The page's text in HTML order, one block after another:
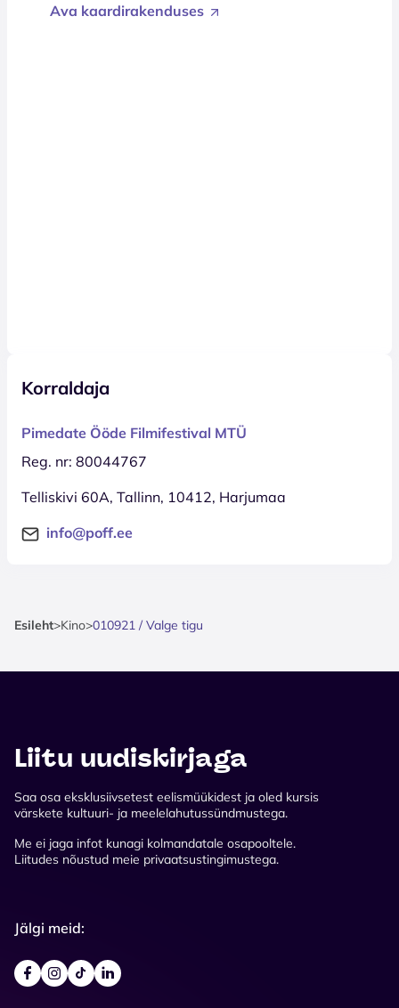
Ava kaardirakenduses
Korraldaja
Pimedate Ööde Filmifestival MTÜ
Reg. nr: 80044767
Telliskivi 60A, Tallinn, 10412, Harjumaa
info@poff.ee
Esileht>Kino>010921 / Valge tigu
Liitu uudiskirjaga
Saa osa eksklusiivsetest eelismüükidest ja oled kursis
värskete kultuuri- ja meelelahutussündmustega.
Me ei jaga infot kunagi kolmandatale osapooltele.
Liitudes nõustud meie privaatsustingimustega.
Jälgi meid: